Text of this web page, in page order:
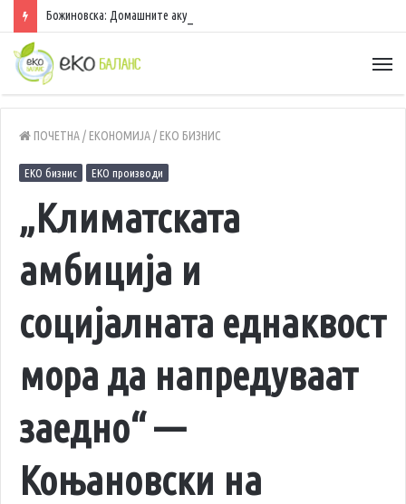
ПОЧЕТНА/ ЕКОНОМИЈА/ ЕКО БИЗНИС
ЕКО бизнис ЕКО производи
„Климатската
амбиција и
социјалната еднаквост
мора да напредуваат
заедно“ —
Коњановски на